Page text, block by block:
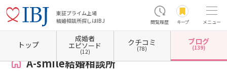
東証プライム上場
結婚相談所探しはIBJ
閲覧履歴 キープ メニュー
ホーム 東京都の結婚相談所 東京都町田市 A-smile結婚相談所 カウンセラーブログ一覧
A-smile結婚相談所
トップ
成婚者
エピソード
(12)
クチコミ
(78)
ブログ
(139)